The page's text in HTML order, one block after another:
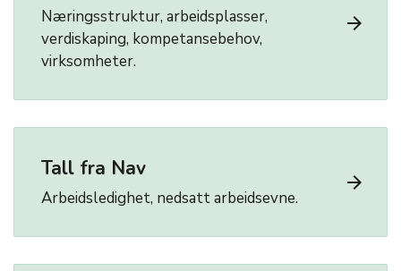
Næringsstruktur, arbeidsplasser,
verdiskaping, kompetansebehov,
virksomheter.
arrow_forward
Tall fra Nav
Arbeidsledighet, nedsatt arbeidsevne.
arrow_forward